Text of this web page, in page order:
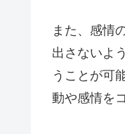
また、感情
出さないよ
うことが可
動や感情を